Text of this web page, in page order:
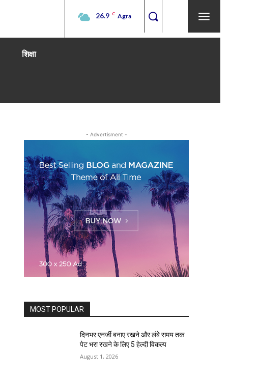
26.9 C Agra
शिक्षा
- Advertisment -
MOST POPULAR
दिनभर एनर्जी बनाए रखने और लंबे समय तक
पेट भरा रखने के लिए 5 हेल्दी विकल्प
August 1, 2026